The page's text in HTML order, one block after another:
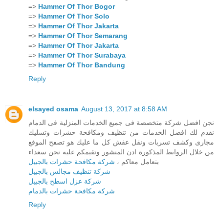
=> Hammer Of Thor Bogor
=> Hammer Of Thor Solo
=> Hammer Of Thor Jakarta
=> Hammer Of Thor Semarang
=> Hammer Of Thor Jakarta
=> Hammer Of Thor Surabaya
=> Hammer Of Thor Bandung
Reply
elsayed osama August 13, 2017 at 8:58 AM
نجن افضل شركة متخصصة فى جميع الخدمات المنزلية فى الدمام
نقدم لك افضل الخدمات من تنظيف ومكافحة حشرات وتسليك
مجارى وكشف تسربات ونقل عفش كل ما عليك هو تصفح الموقع
من خلال الروابط المذكورة ادن المنشور وتقيمكم عليه نحن سعداء
بتعامل معاكم ، شركة مكافحة حشرات بالجبيل
شركة تنظيف مجالس بالجبيل
شركة عزل اسطح بالجبيل
شركة مكافحة حشرات بالدمام
Reply